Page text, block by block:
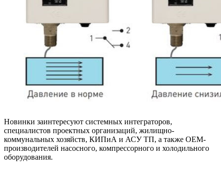
Новинки заинтересуют системных интеграторов,
специалистов проектных организаций, жилищно-
коммунальных хозяйств, КИПиА и АСУ ТП, а также ОЕМ-
производителей насосного, компрессорного и холодильного
оборудования.